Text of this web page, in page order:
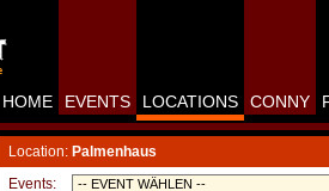
HOME EVENTS LOCATIONS CONNY
Location: Palmenhaus
Events: